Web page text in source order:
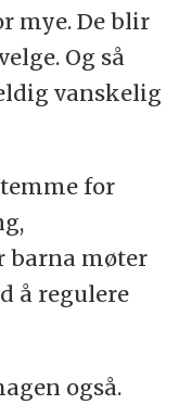
mye. De blir
Og så
vanskelig
for
barna møter
å regulere
også.